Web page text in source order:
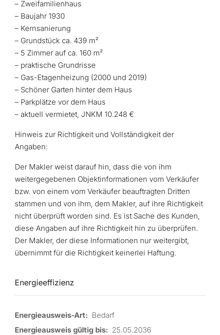
– Zweifamilienhaus
– Baujahr 1930
– Kernsanierung
– Grundstück ca. 439 m²
– 5 Zimmer auf ca. 160 m²
– praktische Grundrisse
– Gas-Etagenheizung (2000 und 2019)
– Schöner Garten hinter dem Haus
– Parkplätze vor dem Haus
– aktuell vermietet, JNKM 10.248 €
Hinweis zur Richtigkeit und Vollständigkeit der
Angaben:
Der Makler weist darauf hin, dass die von ihm
weitergegebenen Objektinformationen vom Verkäufer
bzw. von einem vom Verkäufer beauftragten Dritten
stammen und von ihm, dem Makler, auf ihre Richtigkeit
nicht überprüft worden sind. Es ist Sache des Kunden,
diese Angaben auf ihre Richtigkeit hin zu überprüfen.
Der Makler, der diese Informationen nur weitergibt,
übernimmt für die Richtigkeit keinerlei Haftung.
Energieeffizienz
Energieausweis-Art: Bedarf
Energieausweis gültig bis: 25.05.2036